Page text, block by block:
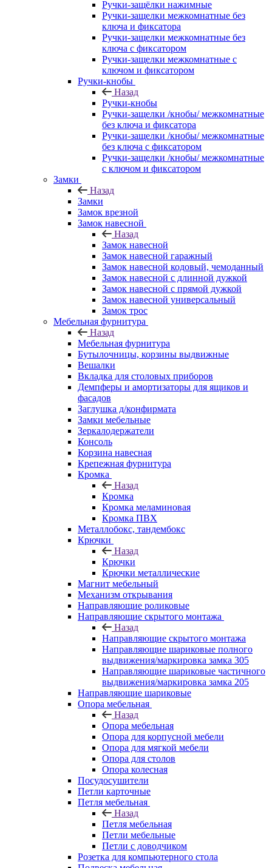
Ручки-защёлки нажимные
Ручки-защелки межкомнатные без
ключа и фиксатора
Ручки-защелки межкомнатные без
ключа с фиксатором
Ручки-защелки межкомнатные с
ключом и фиксатором
Ручки-кнобы
Назад
Ручки-кнобы
Ручки-защелки /кнобы/ межкомнатные
без ключа и фиксатора
Ручки-защелки /кнобы/ межкомнатные
без ключа с фиксатором
Ручки-защелки /кнобы/ межкомнатные
с ключом и фиксатором
Замки
Назад
Замки
Замок врезной
Замок навесной
Назад
Замок навесной
Замок навесной гаражный
Замок навесной кодовый, чемоданный
Замок навесной с длинной дужкой
Замок навесной с прямой дужкой
Замок навесной универсальный
Замок трос
Мебельная фурнитура
Назад
Мебельная фурнитура
Бутылочницы, корзины выдвижные
Вешалки
Вкладка для столовых приборов
Демпферы и амортизаторы для ящиков и
фасадов
Заглушка д/конфирмата
Замки мебельные
Зеркалодержатели
Консоль
Корзина навесная
Крепежная фурнитура
Кромка
Назад
Кромка
Кромка меламиновая
Кромка ПВХ
Металлобокс, тандембокс
Крючки
Назад
Крючки
Крючки металлические
Магнит мебельный
Механизм открывания
Направляющие роликовые
Направляющие скрытого монтажа
Назад
Направляющие скрытого монтажа
Направляющие шариковые полного
выдвижения/маркировка замка 305
Направляющие шариковые частичного
выдвижения/маркировка замка 205
Направляющие шариковые
Опора мебельная
Назад
Опора мебельная
Опора для корпусной мебели
Опора для мягкой мебели
Опора для столов
Опора колесная
Посудосушители
Петли карточные
Петля мебельная
Назад
Петля мебельная
Петли мебельные
Петли с доводчиком
Розетка для компьютерного стола